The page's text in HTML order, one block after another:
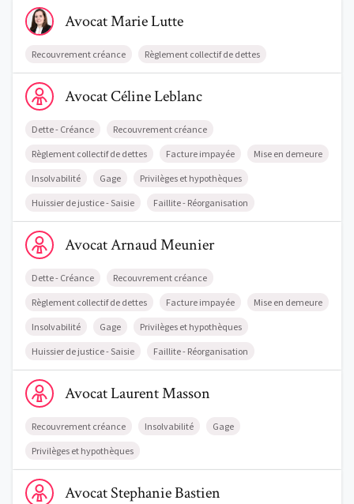
Une start-up 100% indépendante
Voir le profil de AvocatMarie Lutte
AvocatMarieLutte
Recouvrement créance Règlement collectif de dettes
Voir le profil de AvocatCéline Leblanc
AvocatCélineLeblanc
Dette - Créance Recouvrement créance
Règlement collectif de dettes Facture impayée Mise en demeure
Insolvabilité Gage Privilèges et hypothèques
Huissier de justice - Saisie Faillite - Réorganisation
Voir le profil de AvocatArnaud Meunier
AvocatArnaudMeunier
Dette - Créance Recouvrement créance
Règlement collectif de dettes Facture impayée Mise en demeure
Insolvabilité Gage Privilèges et hypothèques
Huissier de justice - Saisie Faillite - Réorganisation
Voir le profil de AvocatLaurent Masson
AvocatLaurentMasson
Recouvrement créance Insolvabilité Gage
Privilèges et hypothèques
Voir le profil de AvocatStephanie Bastien
AvocatStephanieBastien